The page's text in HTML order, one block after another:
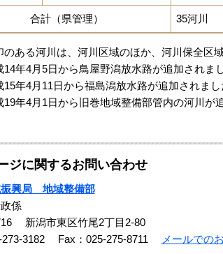
合計（県管理） 35河川
ある河川は、河川区域のほか、河川保全区域
年4月5日から鳥屋野潟放水路が追加されまし
年4月11日から福島潟放水路が追加されまし
年4月1日から旧巻地域整備部管内の河川が追
ジに関するお問い合わせ
振興局 地域整備部
係
新潟市東区竹尾2丁目2-80
3182
Fax：025-275-8711 メールでの